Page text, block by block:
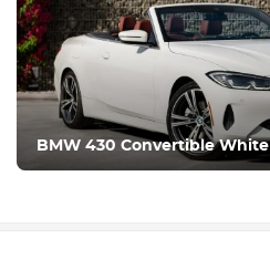
BMW 430 Convertible White